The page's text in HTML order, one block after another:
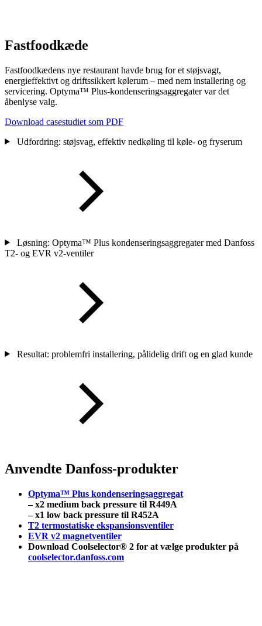
Fastfoodkæde
Fastfoodkædens nye restaurant havde brug for et støjsvagt,
energieffektivt og driftssikkert kølerum – med nem installering og
servicering. Optyma™ Plus-kondenseringsaggregater var det
åbenlyse valg.
Download casestudiet som PDF
Udfordring: støjsvag, effektiv nedkøling til køle- og fryserum
Løsning: Optyma™ Plus kondenseringsaggregater med Danfoss
T2- og EVR v2-ventiler
Resultat: problemfri installering, pålidelig drift og en glad kunde
Anvendte Danfoss-produkter
Optyma™ Plus kondenseringsaggregat
– x2 medium back pressure til R449A
– x1 low back pressure til R452A
T2 termostatiske ekspansionsventiler
EVR v2 magnetventiler
Download Coolselector® 2 for at vælge produkter på
coolselector.danfoss.com